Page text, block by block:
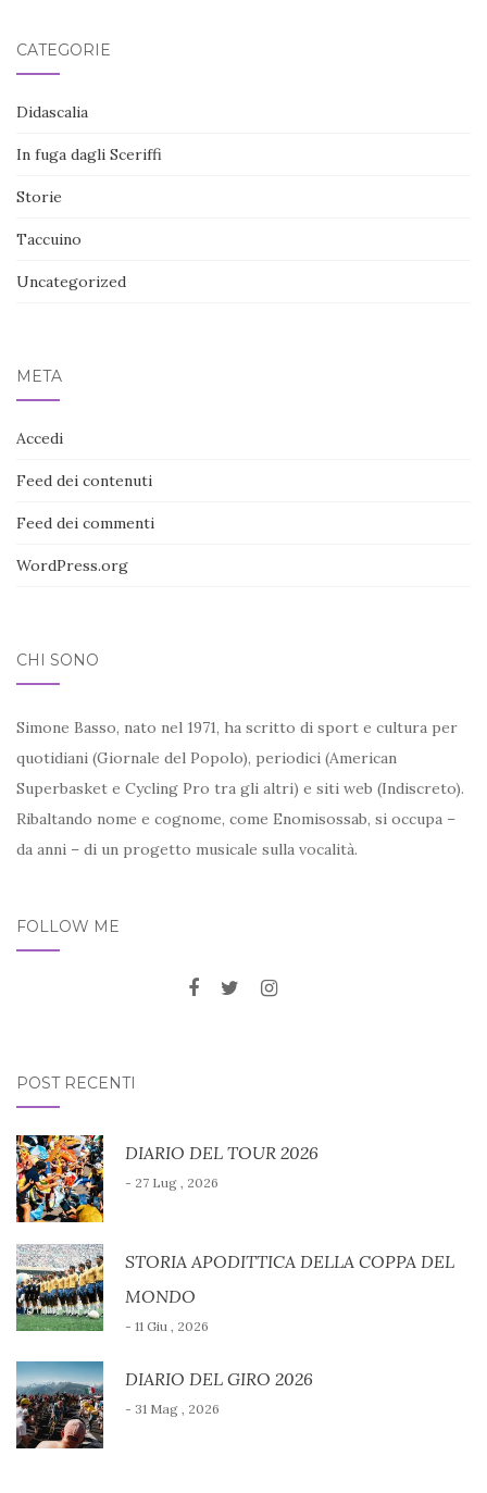
CATEGORIE
Didascalia
In fuga dagli Sceriffi
Storie
Taccuino
Uncategorized
META
Accedi
Feed dei contenuti
Feed dei commenti
WordPress.org
CHI SONO
Simone Basso, nato nel 1971, ha scritto di sport e cultura per
quotidiani (Giornale del Popolo), periodici (American
Superbasket e Cycling Pro tra gli altri) e siti web (Indiscreto).
Ribaltando nome e cognome, come Enomisossab, si occupa –
da anni – di un progetto musicale sulla vocalità.
FOLLOW ME
POST RECENTI
DIARIO DEL TOUR 2026
- 27 Lug , 2026
STORIA APODITTICA DELLA COPPA DEL
MONDO
- 11 Giu , 2026
DIARIO DEL GIRO 2026
- 31 Mag , 2026